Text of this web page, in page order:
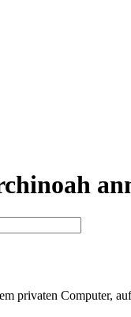
privaten Computer,